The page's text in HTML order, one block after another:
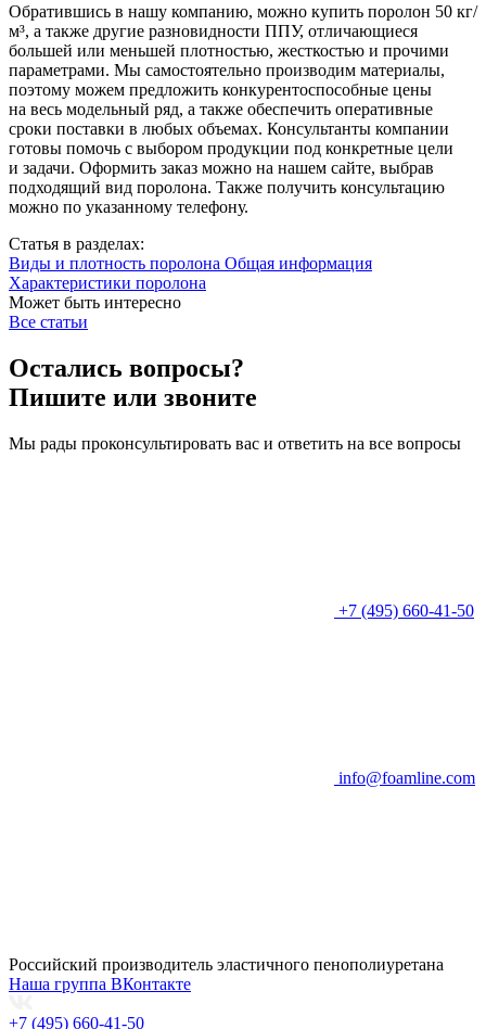
Обратившись в нашу компанию, можно купить поролон 50 кг/
м³, а также другие разновидности ППУ, отличающиеся
большей или меньшей плотностью, жесткостью и прочими
параметрами. Мы самостоятельно производим материалы,
поэтому можем предложить конкурентоспособные цены
на весь модельный ряд, а также обеспечить оперативные
сроки поставки в любых объемах. Консультанты компании
готовы помочь с выбором продукции под конкретные цели
и задачи. Оформить заказ можно на нашем сайте, выбрав
подходящий вид поролона. Также получить консультацию
можно по указанному телефону.
Статья в разделах:
Виды и плотность поролона Общая информация
Характеристики поролона
Может быть интересно
Все статьи
Остались вопросы?
Пишите или звоните
Мы рады проконсультировать вас и ответить на все вопросы
+7 (495) 660-41-50
info@foamline.com
Российский производитель эластичного пенополиуретана
Наша группа ВКонтакте
+7 (495) 660-41-50